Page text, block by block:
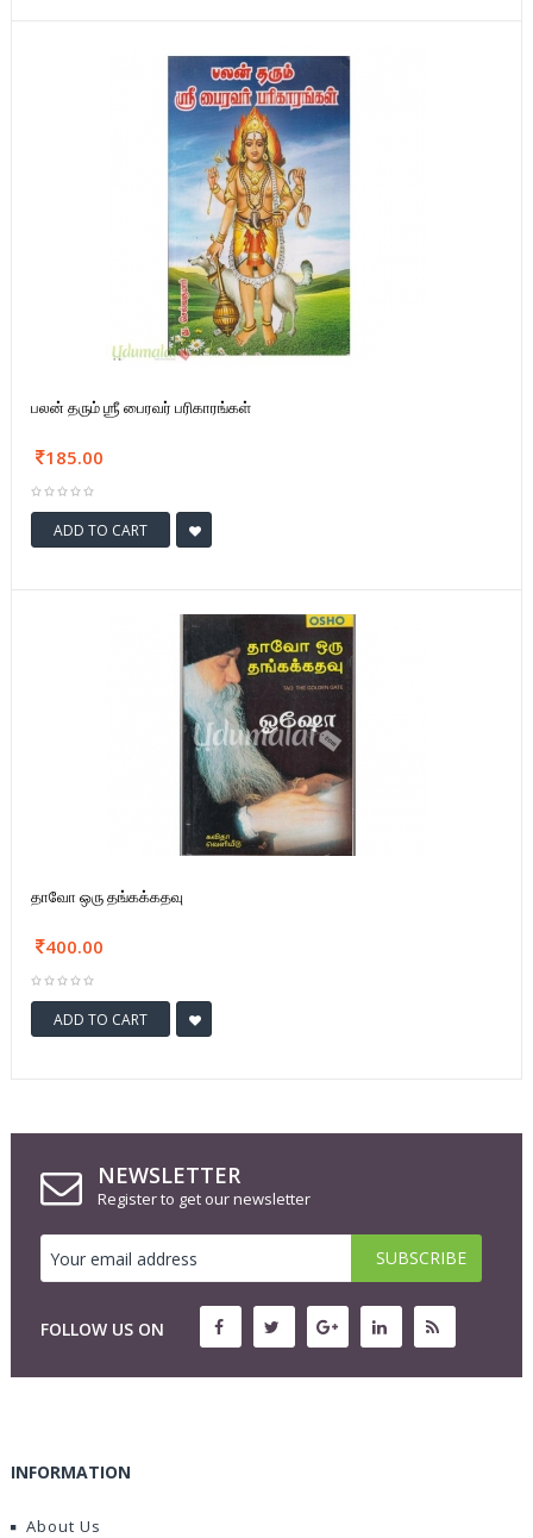
பலன் தரும் ஶ்ரீ பைரவர் பரிகாரங்கள்
185.00
ADD TO CART
தாவோ ஒரு தங்கக்கதவு
400.00
ADD TO CART
NEWSLETTER
Register to get our newsletter
FOLLOW US ON
INFORMATION
About Us